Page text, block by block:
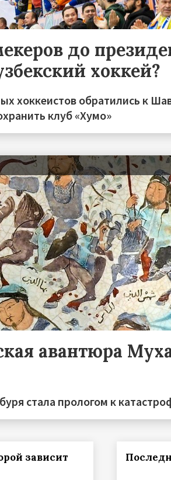
до
хоккей?
хоккеистов обратились к
клуб «Хумо»
авантюра
стала прологом к
зависит